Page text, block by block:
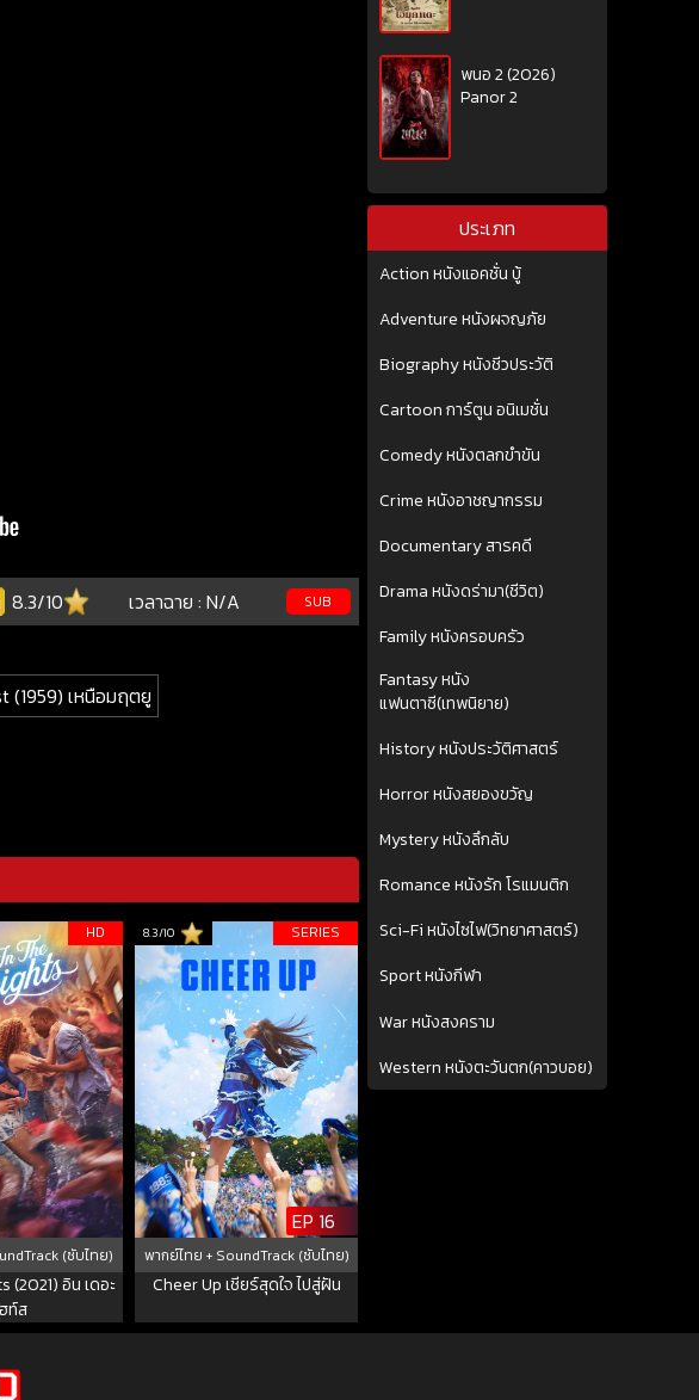
8.3/10 เวลาฉาย :N/A SUB
(1959) เหนือมฤตยู
HD
(ซับไทย)
(2021) อิน เดอะ
ท์ส
8.3/10 SERIES
EP 16
พากย์ไทย + SoundTrack (ซับไทย)
Cheer Up เชียร์สุดใจ ไปสู่ฝัน
พนอ 2 (2026)
Panor 2
ประเภท
Action หนังแอคชั่น บู้
Adventure หนังผจญภัย
Biography หนังชีวประวัติ
Cartoon การ์ตูน อนิเมชั่น
Comedy หนังตลกขำขัน
Crime หนังอาชญากรรม
Documentary สารคดี
Drama หนังดร่ามา(ชีวิต)
Family หนังครอบครัว
Fantasy หนัง
แฟนตาซี(เทพนิยาย)
History หนังประวัติศาสตร์
Horror หนังสยองขวัญ
Mystery หนังลึกลับ
Romance หนังรัก โรแมนติก
Sci-Fi หนังไซไฟ(วิทยาศาสตร์)
Sport หนังกีฬา
War หนังสงคราม
Western หนังตะวันตก(คาวบอย)